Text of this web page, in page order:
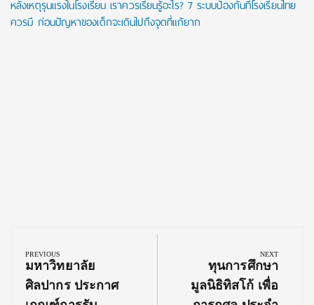
หลังเหตุรุนแรงในโรงเรียน เราควรเรียนรู้อะไร? 7 ระบบป้องกันที่โรงเรียนไทย
ควรมี ก่อนปัญหาของเด็กจะเดินไปถึงจุดที่แก้ยาก
navigation
PREVIOUS
Previous
Post:
มหาวิทยาลัย
ศิลปากร ประกาศ
NEXT
Next
Post:
ทุนการศึกษา
มูลนิธิทิสโก้ เพื่อ